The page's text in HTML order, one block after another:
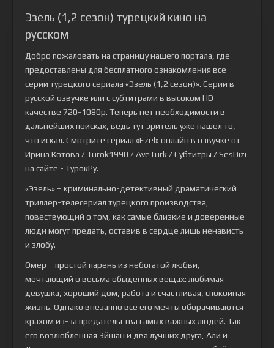
Эзель (1,2 сезон) турецкий кино на
русском
Добро пожаловать на страницу нашего портала, где
предоставлены для бесплатного ознакомления все
серии турецкого сериала «Эзель (1,2 сезон)». Серии в
русской озвучке или с субтитрами в высоком HD
качестве 720-1080p. Теперь нет необходимости в
дальнейших поисках, ведь тут зритель уже нашел то,
что искал. Смотрите сериал «Ezel» онлайн в озвучке от
Ирина Котова / Turok1990 / AveTurk / Субтитры / SesDizi
на сайте - ТурокРу.
«Эзель» – криминально-детективный драматический
триллер-телесериал турецкого производства,
повествующий о том, как самые близкие и доверенные
люди могут предать, оставив в сердце лишь ненависть
и злобу.
Омер – простой парень из небогатой любви,
мечтающий о весьма обыденных вещах: любимая
девушка, хороший дом, работа и счастливая, спокойная
жизнь. Однако внезапно все его мечты оборачиваются
крахом из-за предательства самых важных людей. Так
его возлюбленная Эйшан и два лучших друга, Али и